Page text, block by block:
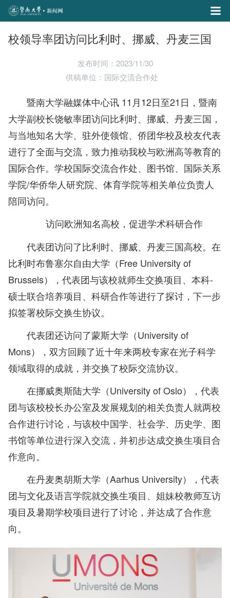
校领导率团访问比利时、挪威、丹麦三国
发布时间：2023/11/30
供稿单位：国际交流合作处
暨南大学融媒体中心讯 11月12日至21日，暨南
大学副校长饶敏率团访问比利时、挪威、丹麦三国，
与当地知名大学、驻外使领馆、侨团华校及校友代表
进行了全面与交流，致力推动我校与欧洲高等教育的
国际合作。学校国际交流合作处、图书馆、国际关系
学院/华侨华人研究院、体育学院等相关单位负责人
陪同访问。
访问欧洲知名高校，促进学术科研合作
代表团访问了比利时、挪威、丹麦三国高校。在
比利时布鲁塞尔自由大学（Free University of
Brussels），代表团与该校就师生交换项目、本科-
硕士联合培养项目、科研合作等进行了探讨，下一步
拟签署校际交换生协议。
代表团还访问了蒙斯大学（University of
Mons），双方回顾了近十年来两校专家在光子科学
领域取得的成就，并交换了校际交流协议。
在挪威奥斯陆大学（University of Oslo），代表
团与该校校长办公室及发展规划的相关负责人就两校
合作进行讨论，与该校中国学、社会学、历史学、图
书馆等单位进行深入交流，并初步达成交换生项目合
作意向。
在丹麦奥胡斯大学（Aarhus University），代表
团与文化及语言学院就交换生项目、姐妹校教师互访
项目及暑期学校项目进行了讨论，并达成了合作意
向。